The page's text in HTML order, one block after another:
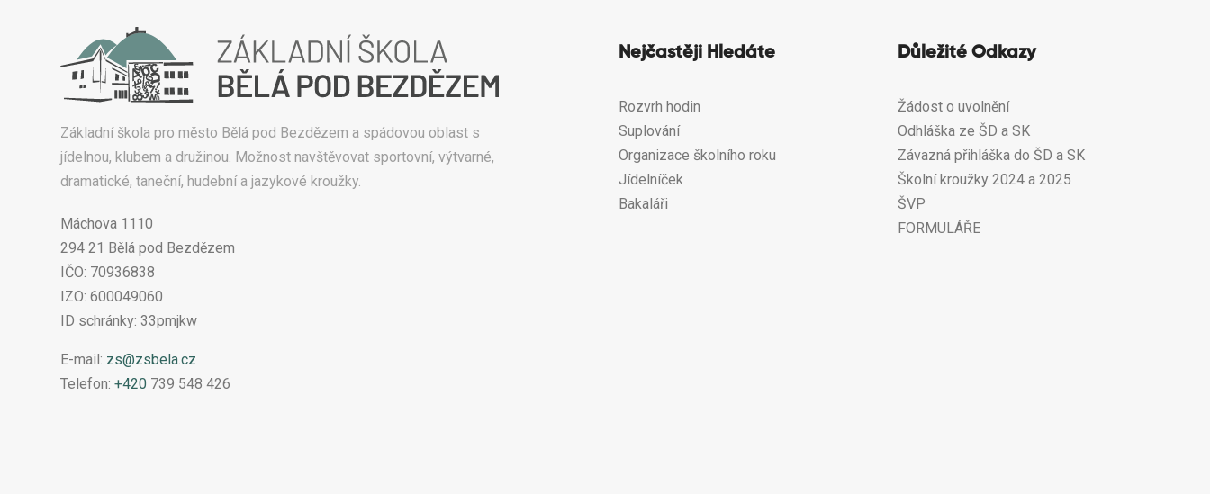
Základní škola pro město Bělá pod Bezdězem a spádovou oblast s
jídelnou, klubem a družinou. Možnost navštěvovat sportovní, výtvarné,
dramatické, taneční, hudební a jazykové kroužky.
Máchova 1110
294 21 Bělá pod Bezdězem
IČO: 70936838
IZO: 600049060
ID schránky: 33pmjkw
E-mail: zs@zsbela.cz
Telefon: +420 739 548 426
Nejčastěji Hledáte
Rozvrh hodin
Suplování
Organizace školního roku
Jídelníček
Bakaláři
Důležité Odkazy
Žádost o uvolnění
Odhláška ze ŠD a SK
Závazná přihláška do ŠD a SK
Školní kroužky 2024 a 2025
ŠVP
FORMULÁŘE